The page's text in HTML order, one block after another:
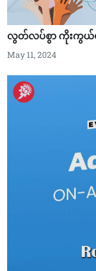
လွတ်လပ်စွာ ကိုးကွယ်
May 11, 2024